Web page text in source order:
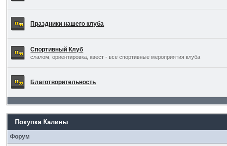
Праздники нашего клуба
Спортивный Клуб
слалом, ориентировка, квест - все спортивные мероприятия клуба
Благотворительность
Покупка Калины
Форум